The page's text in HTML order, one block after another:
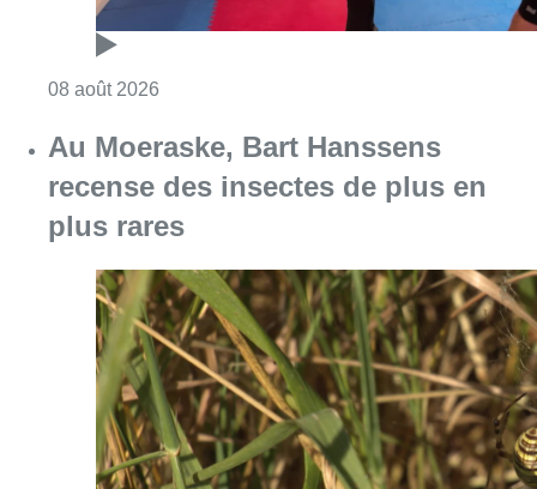
08 août 2026Consulter l'article "Au Moeraske, Bart
Marathon de contrôles de vitesse
ce week-end: “Une moto a été